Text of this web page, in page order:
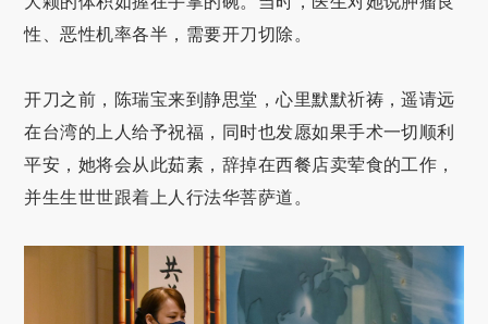
性、恶性机率各半，需要开刀切除。
开刀之前，陈瑞宝来到静思堂，心里默默祈祷，遥请远
在台湾的上人给予祝福，同时也发愿如果手术一切顺利
平安，她将会从此茹素，辞掉在西餐店卖荤食的工作，
并生生世世跟着上人行法华菩萨道。